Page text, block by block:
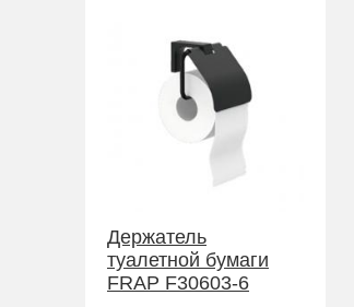
Держатель
туалетной бумаги
FRAP F30603-6